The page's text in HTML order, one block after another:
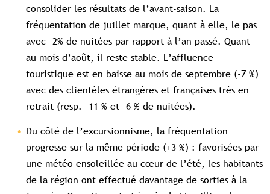
consolider les résultats de l’avant-saison. La
fréquentation de juillet marque, quant à elle, le pas
avec –2% de nuitées par rapport à l’an passé. Quant
au mois d’août, il reste stable. L’affluence
touristique est en baisse au mois de septembre (-7 %)
avec des clientèles étrangères et françaises très en
retrait (resp. -11 % et -6 % de nuitées).
Du côté de l’excursionnisme, la fréquentation
progresse sur la même période (+3 %) : favorisées par
une météo ensoleillée au cœur de l’été, les habitants
de la région ont effectué davantage de sorties à la